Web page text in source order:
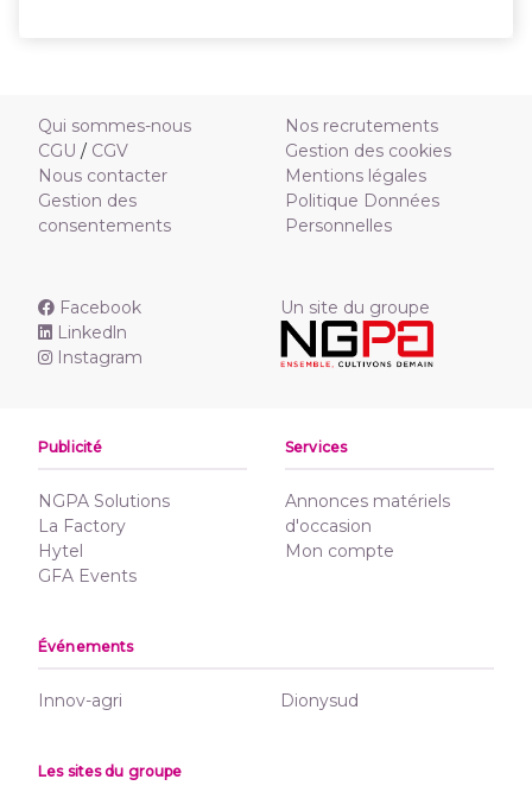
Qui sommes-nous
CGU / CGV
Nous contacter
Gestion des
consentements
Nos recrutements
Gestion des cookies
Mentions légales
Politique Données
Personnelles
Facebook
Linkedln
Instagram
Un site du groupe
Publicité
NGPA Solutions
La Factory
Hytel
GFA Events
Services
Annonces matériels
d'occasion
Mon compte
Événements
Innov-agri Dionysud
Les sites du groupe